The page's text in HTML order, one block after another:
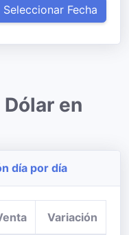
Seleccionar Fecha
en
día por día
Variación